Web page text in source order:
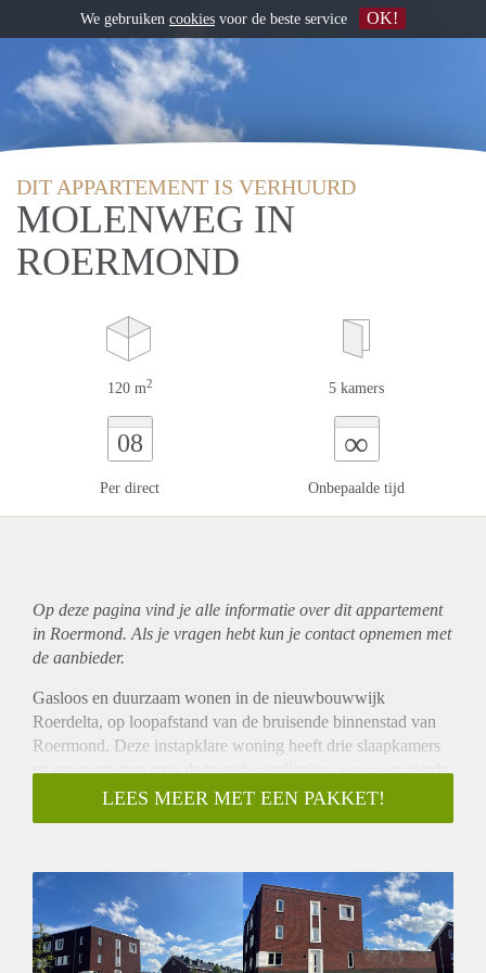
DIT APPARTEMENT IS VERHUURD
MOLENWEG IN
ROERMOND
120 m2 5 kamers
08
Per direct
∞
Onbepaalde tijd
Op deze pagina vind je alle informatie over ditappartement
in Roermond. Als je vragen hebt kun je contact opnemen met
de aanbieder.
Gasloos en duurzaam wonen in de nieuwbouwwijk
Roerdelta, op loopafstand van de bruisende binnenstad van
Roermond. Deze instapklare woning heeft drie slaapkamers
en een vaste trap naar de tweede verdieping, waar een vierde
kamer gerealiseerd kan worden.
Welkom in deze populaire nieuwbouwwijk, nabij de Roer en
uitgaansgelegenheden. Watersportliefhebbers lopen naar de
jachthaven en verder woon je op iets meer dan 1 kilometer
fietsen van het trein-/busstation. Hier, in Roerdelta, geniet je
volop van de rust en de vele voorzieningen in de directe
LEES MEER MET EEN PAKKET!
We gebruiken cookies voor de beste service OK!